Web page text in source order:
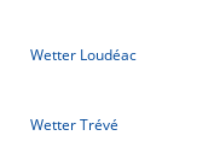
Wetter Loudéac
Wetter Trévé